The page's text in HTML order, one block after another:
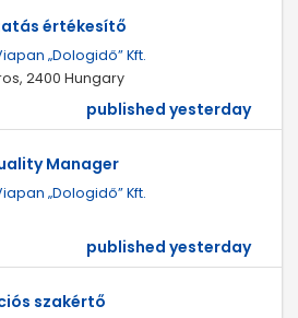
értékesítő
„Dologidő” Kft.
2400 Hungary
published yesterday
Manager
„Dologidő” Kft.
published yesterday
szakértő